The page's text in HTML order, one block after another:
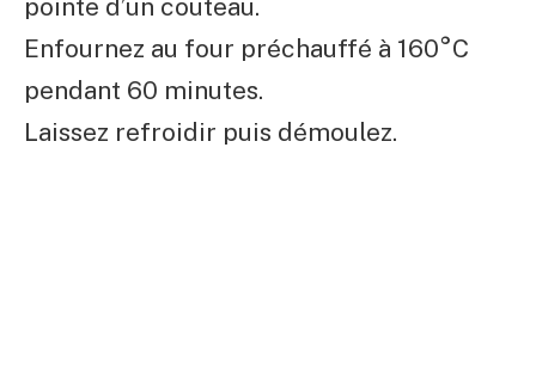
pointe d’un couteau.
Enfournez au four préchauffé à 160°C
pendant 60 minutes.
Laissez refroidir puis démoulez.